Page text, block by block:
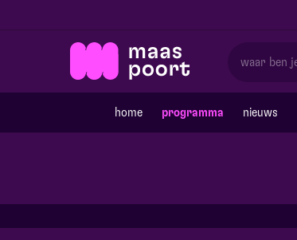
home programma nieuws